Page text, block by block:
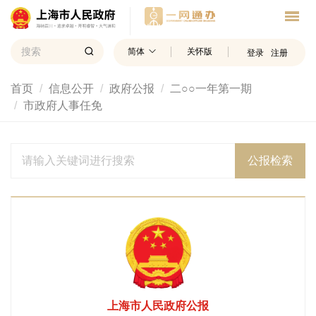
简体 关怀版 登录 注册
首页 信息公开 政府公报
二○○一年第一期
市政府人事任免
公报检索
上海市人民政府公报